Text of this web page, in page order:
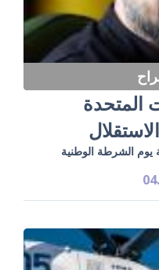
المتحدة
الشرطة الوطنية